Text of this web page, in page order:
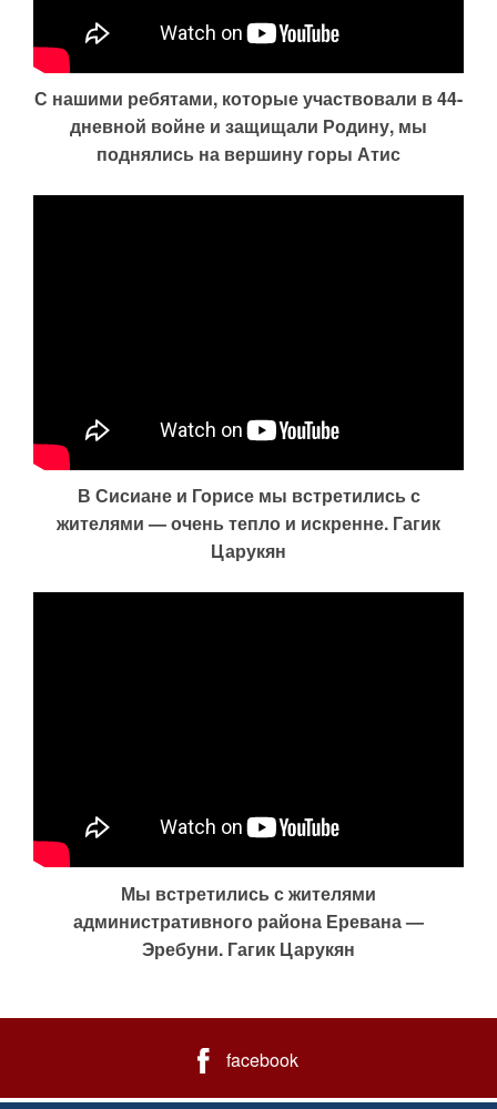
С нашими ребятами, которые участвовали в 44-
дневной войне и защищали Родину, мы
поднялись на вершину горы Атис
В Сисиане и Горисе мы встретились с
жителями — очень тепло и искренне. Гагик
Царукян
Мы встретились с жителями
административного района Еревана —
Эребуни. Гагик Царукян
facebook